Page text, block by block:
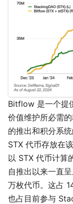
Bitflow 是一个提
价值维护所必需
的推出和积分系
STX 代币存放在
以 STX 代币计算
自推出以来一直
万枚代币。这占
也占目前参与